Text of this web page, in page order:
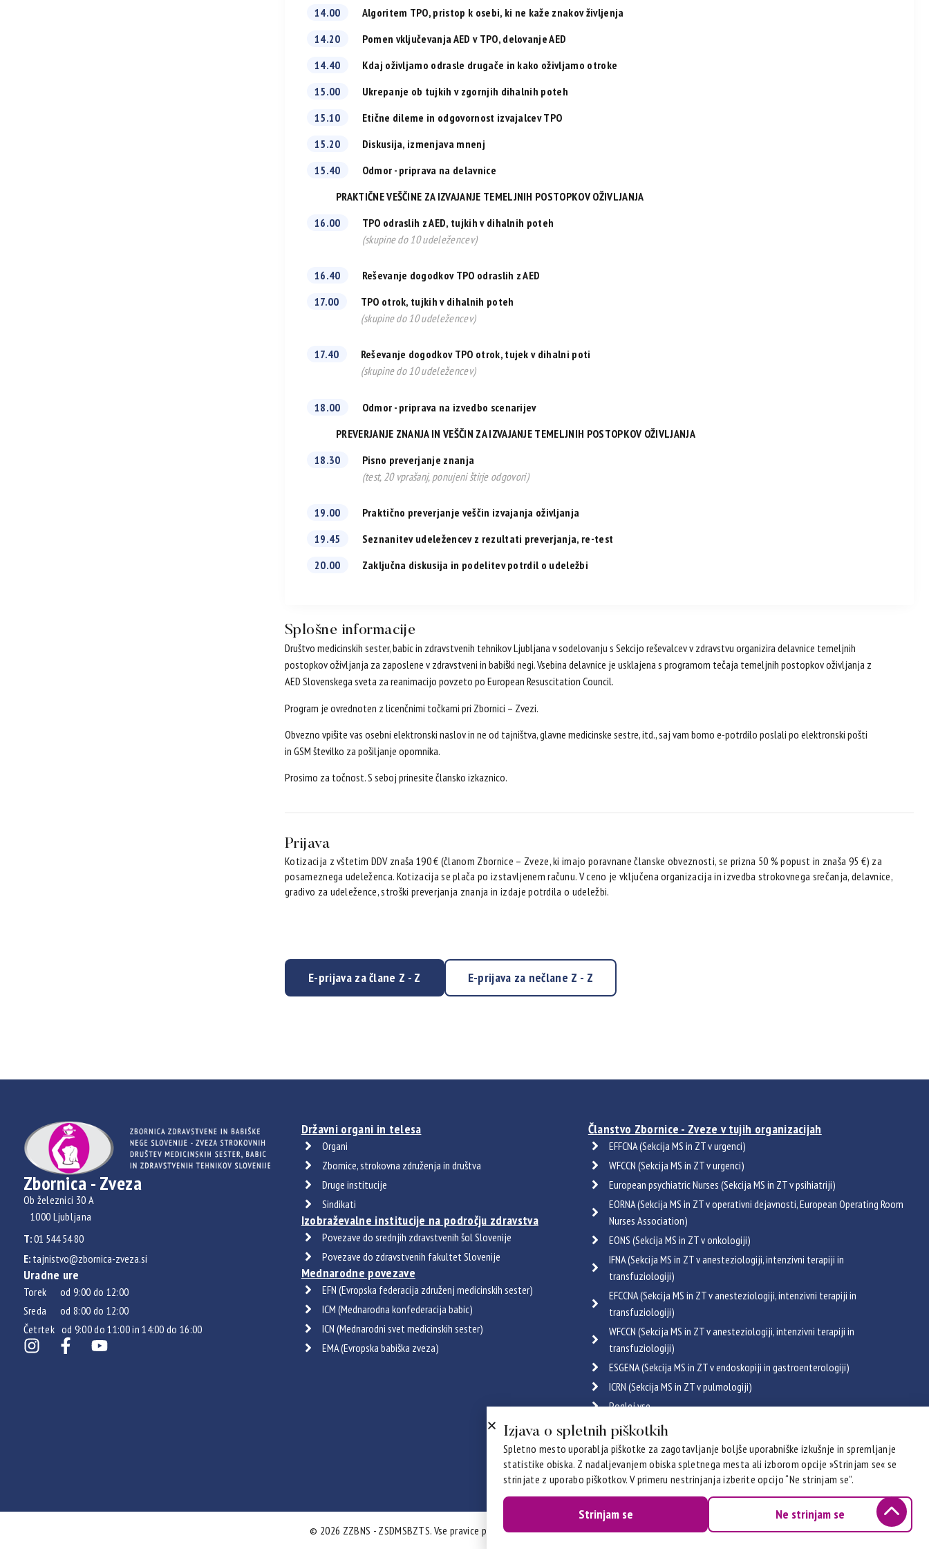
14.00
Algoritem TPO, pristop k osebi, ki ne kaže znakov življenja
14.20
Pomen vključevanja AED v TPO, delovanje AED
14.40
Kdaj oživljamo odrasle drugače in kako oživljamo otroke
15.00
Ukrepanje ob tujkih v zgornjih dihalnih poteh
15.10
Etične dileme in odgovornost izvajalcev TPO
15.20
Diskusija, izmenjava mnenj
15.40
Odmor - priprava na delavnice
PRAKTIČNE VEŠČINE ZA IZVAJANJE TEMELJNIH POSTOPKOV OŽIVLJANJA
16.00
TPO odraslih z AED, tujkih v dihalnih poteh
(skupine do 10 udeležencev)
16.40
Reševanje dogodkov TPO odraslih z AED
17.00
TPO otrok, tujkih v dihalnih poteh
(skupine do 10 udeležencev)
17.40
Reševanje dogodkov TPO otrok, tujek v dihalni poti
(skupine do 10 udeležencev)
18.00
Odmor - priprava na izvedbo scenarijev
PREVERJANJE ZNANJA IN VEŠČIN ZA IZVAJANJE TEMELJNIH POSTOPKOV OŽIVLJANJA
18.30
Pisno preverjanje znanja
(test, 20 vprašanj, ponujeni štirje odgovori)
19.00
Praktično preverjanje veščin izvajanja oživljanja
19.45
Seznanitev udeležencev z rezultati preverjanja, re-test
20.00
Zaključna diskusija in podelitev potrdil o udeležbi
Splošne informacije
Društvo medicinskih sester, babic in zdravstvenih tehnikov Ljubljana v sodelovanju s Sekcijo reševalcev v zdravstvu organizira delavnice temeljnih
postopkov oživljanja za zaposlene v zdravstveni in babiški negi. Vsebina delavnice je usklajena s programom tečaja temeljnih postopkov oživljanja z
AED Slovenskega sveta za reanimacijo povzeto po European Resuscitation Council.
Program je ovrednoten z licenčnimi točkami pri Zbornici – Zvezi.
Obvezno vpišite vas osebni elektronski naslov in ne od tajništva, glavne medicinske sestre, itd., saj vam bomo e-potrdilo poslali po elektronski pošti
in GSM številko za pošiljanje opomnika.
Prosimo za točnost. S seboj prinesite člansko izkaznico.
Prijava
Kotizacija z vštetim DDV znaša 190 € (članom Zbornice – Zveze, ki imajo poravnane članske obveznosti, se prizna 50 % popust in znaša 95 €) za
posameznega udeleženca. Kotizacija se plača po izstavljenem računu. V ceno je vključena organizacija in izvedba strokovnega srečanja, delavnice,
gradivo za udeležence, stroški preverjanja znanja in izdaje potrdila o udeležbi.
E-prijava za člane Z - Z E-prijava za nečlane Z - Z
Zbornica - Zveza
Ob železnici 30 A
1000 Ljubljana
T:01 544 54 80
E:tajnistvo@zbornica-zveza.si
Uradne ure
Torek od 9:00 do 12:00
Sreda od 8:00 do 12:00
Četrtek od 9:00 do 11:00 in 14:00 do 16:00
Državni organi in telesa
Organi
Zbornice, strokovna združenja in društva
Druge institucije
Sindikati
Izobraževalne institucije na področju zdravstva
Povezave do srednjih zdravstvenih šol Slovenije
Povezave do zdravstvenih fakultet Slovenije
Mednarodne povezave
EFN (Evropska federacija združenj medicinskih sester)
ICM (Mednarodna konfederacija babic)
ICN (Mednarodni svet medicinskih sester)
EMA (Evropska babiška zveza)
Članstvo Zbornice - Zveze v tujih organizacijah
EFFCNA (Sekcija MS in ZT v urgenci)
WFCCN (Sekcija MS in ZT v urgenci)
European psychiatric Nurses (Sekcija MS in ZT v psihiatriji)
EORNA (Sekcija MS in ZT v operativni dejavnosti, European Operating Room
Nurses Association)
EONS (Sekcija MS in ZT v onkologiji)
IFNA (Sekcija MS in ZT v anesteziologiji, intenzivni terapiji in
transfuziologiji)
EFCCNA (Sekcija MS in ZT v anesteziologiji, intenzivni terapiji in
transfuziologiji)
WFCCN (Sekcija MS in ZT v anesteziologiji, intenzivni terapiji in
transfuziologiji)
ESGENA (Sekcija MS in ZT v endoskopiji in gastroenterologiji)
ICRN (Sekcija MS in ZT v pulmologiji)
Poglej vse
Certifikati
© 2026 ZZBNS - ZSDMSBZTS. Vse pravice pridržane. Izdelava:Prelom d.o.o.
Izjava o spletnih piškotkih
Spletno mesto uporablja piškotke za zagotavljanje boljše uporabniške izkušnje in spremljanje
statistike obiska. Z nadaljevanjem obiska spletnega mesta ali izborom opcije »Strinjam se« se
strinjate z uporabo piškotkov. V primeru nestrinjanja izberite opcijo “Ne strinjam se”.
Strinjam se Ne strinjam se